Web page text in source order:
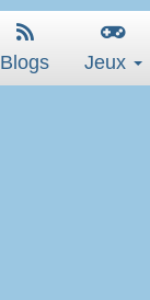
Blogs Jeux